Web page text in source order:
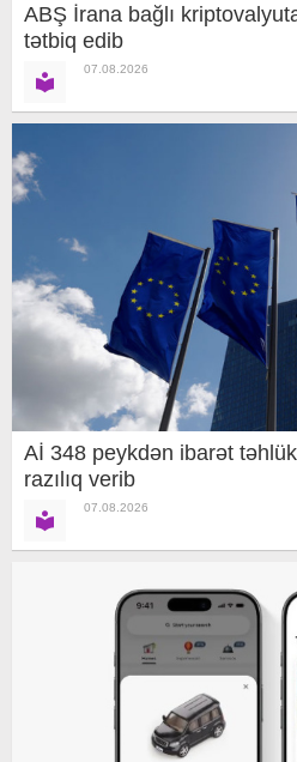
ABŞ İrana bağlı
tətbiq edib
07.08.2026
Aİ 348 peykdən ibarət
razılıq verib
07.08.2026